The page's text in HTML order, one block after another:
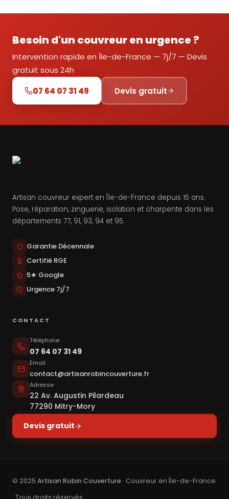
Besoin d'un couvreur en urgence ?
Intervention rapide en Île-de-France — 7j/7 — Devis
gratuit sous 24h
07 64 07 31 49
Devis gratuit
Artisan couvreur expert en Île-de-France depuis 15 ans.
Pose, réparation, zinguerie, isolation et charpente dans les
départements 77, 91, 93, 94 et 95.
Garantie Décennale
Certifié RGE
5★ Google
Urgence 7j/7
CONTACT
Téléphone
07 64 07 31 49
Email
contact@artisanrobincouverture.fr
Adresse
22 Av. Augustin Pilardeau
77290 Mitry-Mory
Devis gratuit
© 2025 Artisan Robin Couverture · Couvreur en Île-de-France
· Tous droits réservés